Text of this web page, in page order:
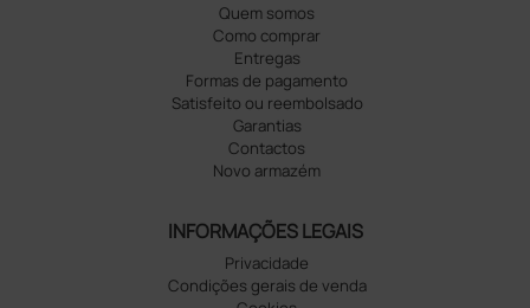
Quem somos
Como comprar
Entregas
Formas de pagamento
Satisfeito ou reembolsado
Garantias
Contactos
Novo armazém
INFORMAÇÕES LEGAIS
Privacidade
Condições gerais de venda